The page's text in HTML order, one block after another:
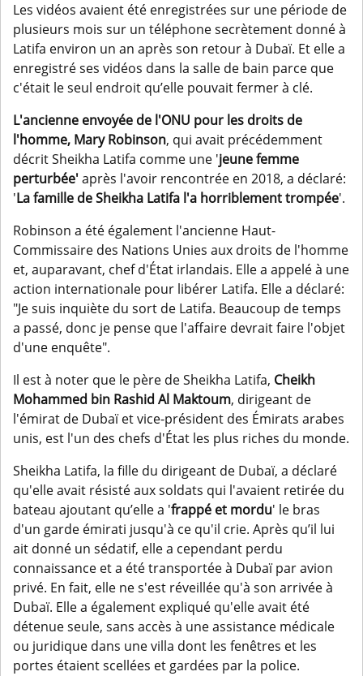
Les vidéos avaient été enregistrées sur une période de
plusieurs mois sur un téléphone secrètement donné à
Latifa environ un an après son retour à Dubaï. Et elle a
enregistré ses vidéos dans la salle de bain parce que
c'était le seul endroit qu’elle pouvait fermer à clé.
L'ancienne envoyée de l'ONU pour les droits de
l'homme, Mary Robinson, qui avait précédemment
décrit Sheikha Latifa comme une 'jeune femme
perturbée'après l'avoir rencontrée en 2018, a déclaré:
'La famille de Sheikha Latifa l'a horriblement trompée'.
Robinson a été également l'ancienne Haut-
Commissaire des Nations Unies aux droits de l'homme
et, auparavant, chef d'État irlandais. Elle a appelé à une
action internationale pour libérer Latifa. Elle a déclaré:
"Je suis inquiète du sort de Latifa. Beaucoup de temps
a passé, donc je pense que l'affaire devrait faire l'objet
d'une enquête".
Il est à noter que le père de Sheikha Latifa, Cheikh
Mohammed bin Rashid Al Maktoum, dirigeant de
l'émirat de Dubaï et vice-président des Émirats arabes
unis, est l'un des chefs d'État les plus riches du monde.
Sheikha Latifa, la fille du dirigeant de Dubaï, a déclaré
qu'elle avait résisté aux soldats qui l'avaient retirée du
bateau ajoutant qu’elle a 'frappé et mordu' le bras
d'un garde émirati jusqu'à ce qu'il crie. Après qu’il lui
ait donné un sédatif, elle a cependant perdu
connaissance et a été transportée à Dubaï par avion
privé. En fait, elle ne s'est réveillée qu'à son arrivée à
Dubaï. Elle a également expliqué qu'elle avait été
détenue seule, sans accès à une assistance médicale
ou juridique dans une villa dont les fenêtres et les
portes étaient scellées et gardées par la police.